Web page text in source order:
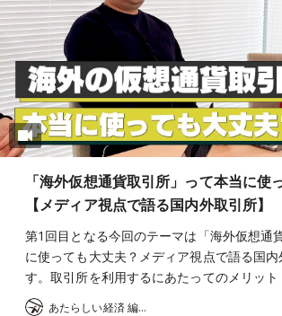
「海外仮想通貨取引所」って本当に使
【メディア視点で語る国内外取引所】
第1回目となる今回のテーマは「海外仮想通
に使っても大丈夫？メディア視点で語る国
す。取引所を利用するにあたってのメリッ
あたらしい経済 編集部